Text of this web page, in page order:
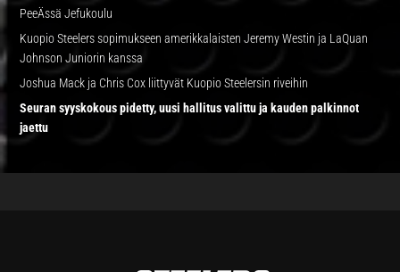
PeeÄssä Jefukoulu
Kuopio Steelers sopimukseen amerikkalaisten Jeremy Westin ja LaQuan
Johnson Juniorin kanssa
Joshua Mack ja Chris Cox liittyvät Kuopio Steelersin riveihin
Seuran syyskokous pidetty, uusi hallitus valittu ja kauden palkinnot
jaettu